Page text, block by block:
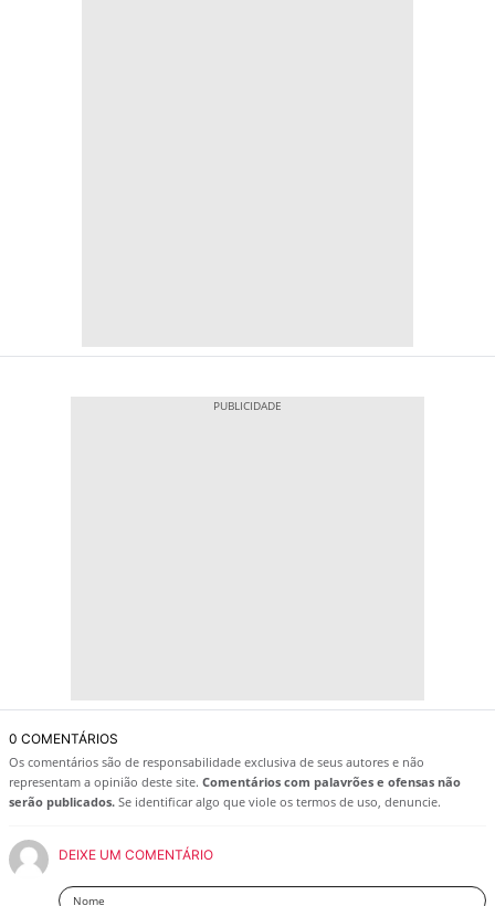
0 COMENTÁRIOS
Os comentários são de responsabilidade exclusiva de seus autores e não
representam a opinião deste site. Comentários com palavrões e ofensas não
serão publicados. Se identificar algo que viole os termos de uso, denuncie.
DEIXE UM COMENTÁRIO
Nome